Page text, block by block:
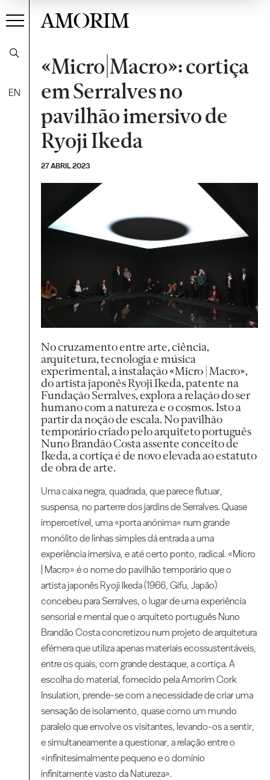
EN
AMORIM
«Micro|Macro»: cortiça
em Serralves no
pavilhão imersivo de
Ryoji Ikeda
27 ABRIL 2023
No cruzamento entre arte, ciência,
arquitetura, tecnologia e música
experimental, a instalação «Micro | Macro»,
do artista japonês Ryoji Ikeda, patente na
Fundação Serralves, explora a relação do ser
humano com a natureza e o cosmos. Isto a
partir da noção de escala. No pavilhão
temporário criado pelo arquiteto português
Nuno Brandão Costa assente conceito de
Ikeda, a cortiça é de novo elevada ao estatuto
de obra de arte.
Uma caixa negra, quadrada, que parece flutuar,
suspensa, no parterre dos jardins de Serralves. Quase
impercetível, uma «porta anónima» num grande
monólito de linhas simples dá entrada a uma
experiência imersiva, e até certo ponto, radical. «Micro
| Macro» é o nome do pavilhão temporário que o
artista japonês Ryoji Ikeda (1966, Gifu, Japão)
concebeu para Serralves, o lugar de uma experiência
sensorial e mental que o arquiteto português Nuno
Brandão Costa concretizou num projeto de arquitetura
efémera que utiliza apenas materiais ecossustentáveis,
entre os quais, com grande destaque, a cortiça. A
escolha do material, fornecido pela Amorim Cork
Insulation, prende-se com a necessidade de criar uma
sensação de isolamento, quase como um mundo
paralelo que envolve os visitantes, levando-os a sentir,
e simultaneamente a questionar, a relação entre o
«infinitesimalmente pequeno e o domínio
infinitamente vasto da Natureza».